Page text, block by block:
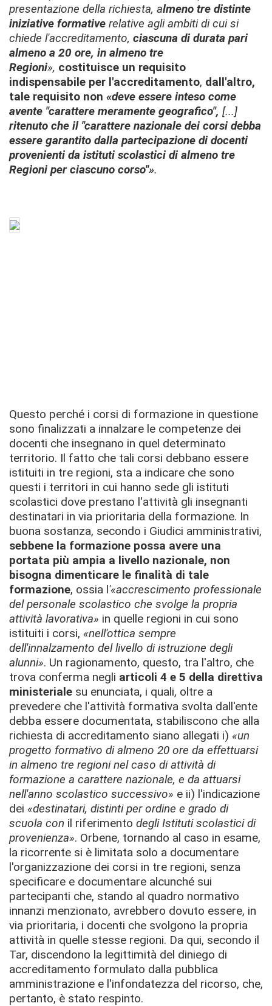
presentazione della richiesta, almeno tre distinte
iniziative formative relative agli ambiti di cui si
chiede l'accreditamento, ciascuna di durata pari
almeno a 20 ore, in almeno tre
Regioni», costituisce un requisito
indispensabile per l'accreditamento, dall'altro,
tale requisito non «deve essere inteso come
avente "carattere meramente geografico", [...]
ritenuto che il "carattere nazionale dei corsi debba
essere garantito dalla partecipazione di docenti
provenienti da istituti scolastici di almeno tre
Regioni per ciascuno corso"».
Questo perché i corsi di formazione in questione
sono finalizzati a innalzare le competenze dei
docenti che insegnano in quel determinato
territorio. Il fatto che tali corsi debbano essere
istituiti in tre regioni, sta a indicare che sono
questi i territori in cui hanno sede gli istituti
scolastici dove prestano l'attività gli insegnanti
destinatari in via prioritaria della formazione. In
buona sostanza, secondo i Giudici amministrativi,
sebbene la formazione possa avere una
portata più ampia a livello nazionale, non
bisogna dimenticare le finalità di tale
formazione, ossia l'«accrescimento professionale
del personale scolastico che svolge la propria
attività lavorativa» in quelle regioni in cui sono
istituiti i corsi, «nell'ottica sempre
dell'innalzamento del livello di istruzione degli
alunni». Un ragionamento, questo, tra l'altro, che
trova conferma negli articoli 4 e 5 della direttiva
ministeriale su enunciata, i quali, oltre a
prevedere che l'attività formativa svolta dall'ente
debba essere documentata, stabiliscono che alla
richiesta di accreditamento siano allegati i) «un
progetto formativo di almeno 20 ore da effettuarsi
in almeno tre regioni nel caso di attività di
formazione a carattere nazionale, e da attuarsi
nell'anno scolastico successivo» e ii) l'indicazione
dei «destinatari, distinti per ordine e grado di
scuola con il riferimento degli Istituti scolastici di
provenienza». Orbene, tornando al caso in esame,
la ricorrente si è limitata solo a documentare
l'organizzazione dei corsi in tre regioni, senza
specificare e documentare alcunché sui
partecipanti che, stando al quadro normativo
innanzi menzionato, avrebbero dovuto essere, in
via prioritaria, i docenti che svolgono la propria
attività in quelle stesse regioni. Da qui, secondo il
Tar, discendono la legittimità del diniego di
accreditamento formulato dalla pubblica
amministrazione e l'infondatezza del ricorso, che,
pertanto, è stato respinto.